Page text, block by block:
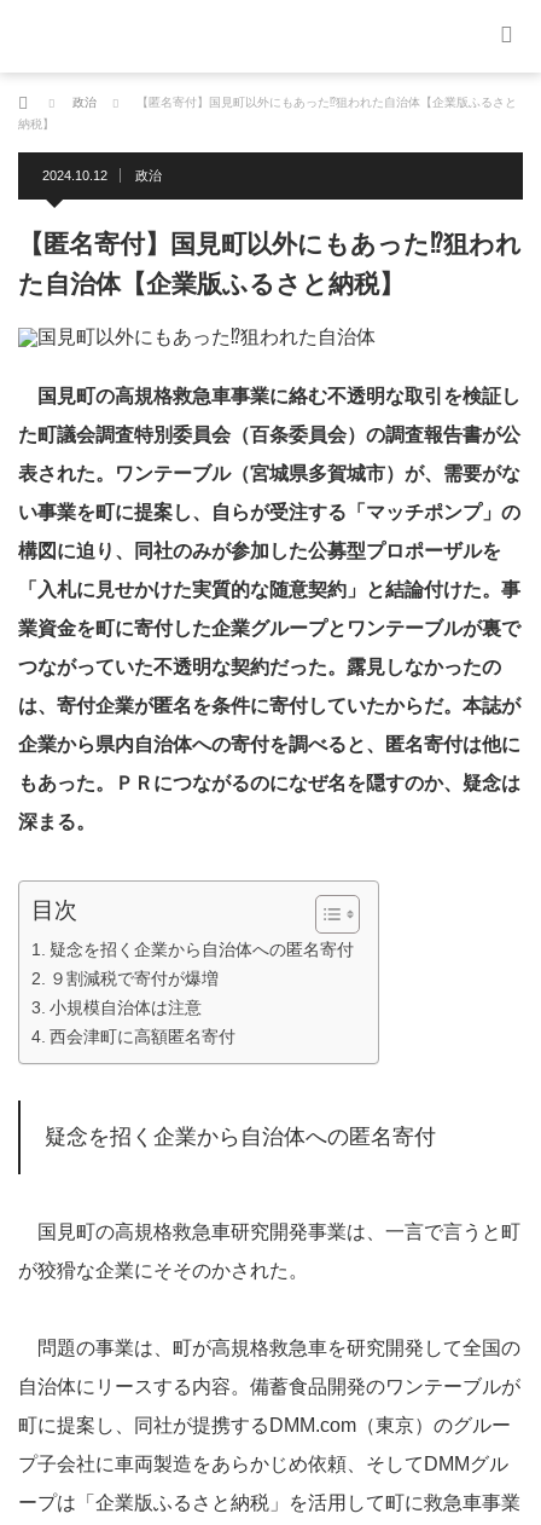
ホーム 政治
【匿名寄付】国見町以外にもあった⁉狙われた自治体【企業版ふるさと
納税】
2024.10.12 政治
【匿名寄付】国見町以外にもあった⁉狙われ
た自治体【企業版ふるさと納税】
国見町の高規格救急車事業に絡む不透明な取引を検証し
た町議会調査特別委員会（百条委員会）の調査報告書が公
表された。ワンテーブル（宮城県多賀城市）が、需要がな
い事業を町に提案し、自らが受注する「マッチポンプ」の
構図に迫り、同社のみが参加した公募型プロポーザルを
「入札に見せかけた実質的な随意契約」と結論付けた。事
業資金を町に寄付した企業グループとワンテーブルが裏で
つながっていた不透明な契約だった。露見しなかったの
は、寄付企業が匿名を条件に寄付していたからだ。本誌が
企業から県内自治体への寄付を調べると、匿名寄付は他に
もあった。ＰＲにつながるのになぜ名を隠すのか、疑念は
深まる。
目次
疑念を招く企業から自治体への匿名寄付
９割減税で寄付が爆増
小規模自治体は注意
西会津町に高額匿名寄付
疑念を招く企業から自治体への匿名寄付
国見町の高規格救急車研究開発事業は、一言で言うと町
が狡猾な企業にそそのかされた。
問題の事業は、町が高規格救急車を研究開発して全国の
自治体にリースする内容。備蓄食品開発のワンテーブルが
町に提案し、同社が提携するDMM.com（東京）のグルー
プ子会社に車両製造をあらかじめ依頼、そしてDMMグル
ープは「企業版ふるさと納税」を活用して町に救急車事業